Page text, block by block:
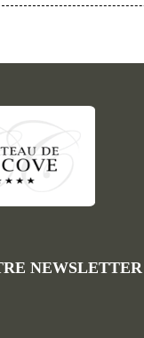
NEWSLETTER